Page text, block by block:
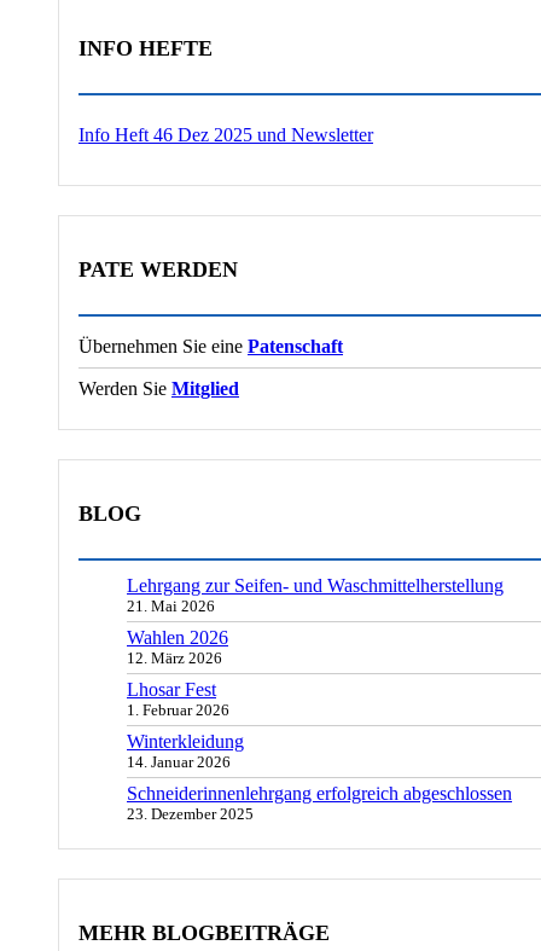
INFO HEFTE
Info Heft 46 Dez 2025 und Newsletter
PATE WERDEN
Übernehmen Sie eine Patenschaft
Werden Sie Mitglied
BLOG
Lehrgang zur Seifen- und Waschmittelherstellung
21. Mai 2026
Wahlen 2026
12. März 2026
Lhosar Fest
1. Februar 2026
Winterkleidung
14. Januar 2026
Schneiderinnenlehrgang erfolgreich abgeschlossen
23. Dezember 2025
MEHR BLOGBEITRÄGE